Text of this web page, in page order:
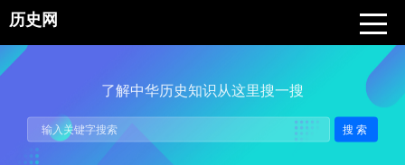
历史网
了解中华历史知识从这里搜一搜
搜索